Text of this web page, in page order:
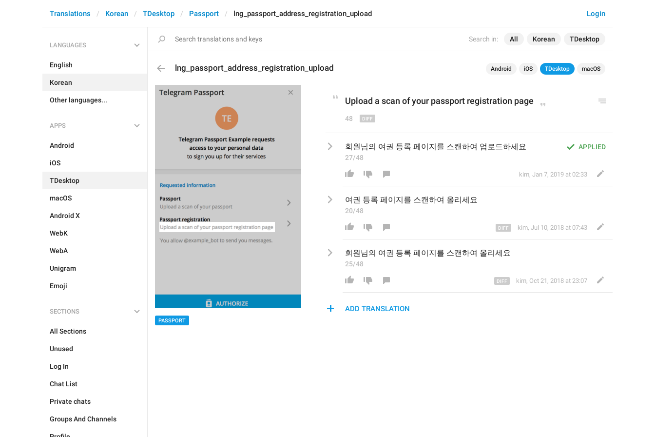
Search in: All Korean TDesktop
Login
Translations Korean TDesktop Passport lng_passport_address_registration_upload
LANGUAGES
English
Korean
Other languages...
APPS
Android
iOS
TDesktop
macOS
Android X
WebK
WebA
Unigram
Emoji
SECTIONS
All Sections
Unused
Log In
Chat List
Private chats
Groups And Channels
lng_passport_address_registration_upload Android iOS TDesktop macOS
PASSPORT
Upload a scan of your passport registration page
48
APPLIED
회원님의 여권 등록 페이지를 스캔하여 업로드하세요
27/48
kim, Jan 7, 2019 at 02:33
여권 등록 페이지를 스캔하여 올리세요
20/48
kim, Jul 10, 2018 at 07:43
회원님의 여권 등록 페이지를 스캔하여 올리세요
25/48
kim, Oct 21, 2018 at 23:07
ADD TRANSLATION